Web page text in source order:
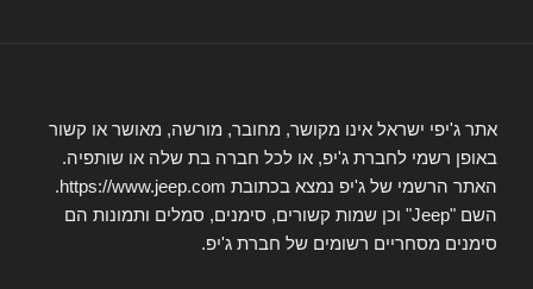
אתר ג'יפי ישראל אינו מקושר, מחובר, מורשה, מאושר או קשור
באופן רשמי לחברת ג'יפ, או לכל חברה בת שלה או שותפיה.
האתר הרשמי של ג'יפ נמצא בכתובת https://www.jeep.com.
השם "Jeep" וכן שמות קשורים, סימנים, סמלים ותמונות הם
סימנים מסחריים רשומים של חברת ג'יפ.